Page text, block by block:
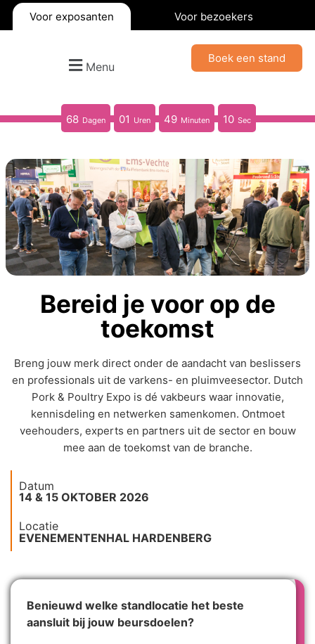
Voor exposanten Voor bezoekers
Menu
Boek een stand
68 Dagen 01 Uren 49 Minuten 08 Sec
Bereid je voor op de
toekomst
Breng jouw merk direct onder de aandacht van beslissers
en professionals uit de varkens- en pluimveesector. Dutch
Pork & Poultry Expo is dé vakbeurs waar innovatie,
kennisdeling en netwerken samenkomen. Ontmoet
veehouders, experts en partners uit de sector en bouw
mee aan de toekomst van de branche.
Datum
14 & 15 OKTOBER 2026
Locatie
EVENEMENTENHAL HARDENBERG
Benieuwd welke standlocatie het beste
aansluit bij jouw beursdoelen?